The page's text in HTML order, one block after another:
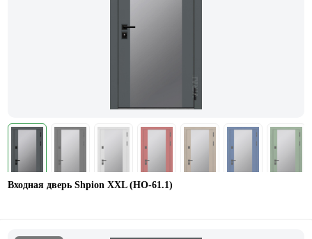
Входная дверь Shpion XXL (НО-61.1)